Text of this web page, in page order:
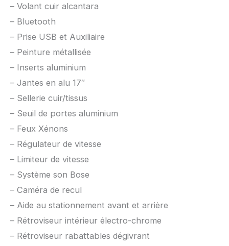
– Volant cuir alcantara
– Bluetooth
– Prise USB et Auxiliaire
– Peinture métallisée
– Inserts aluminium
– Jantes en alu 17″
– Sellerie cuir/tissus
– Seuil de portes aluminium
– Feux Xénons
– Régulateur de vitesse
– Limiteur de vitesse
– Système son Bose
– Caméra de recul
– Aide au stationnement avant et arrière
– Rétroviseur intérieur électro-chrome
– Rétroviseur rabattables dégivrant